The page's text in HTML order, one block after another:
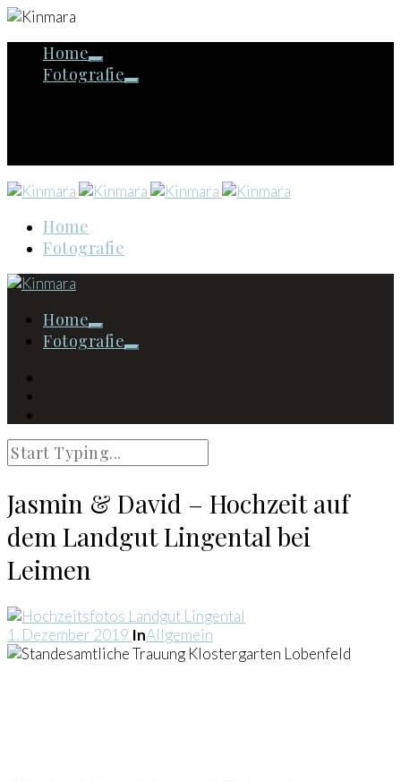
Home
Fotografie
Home
Fotografie
Home
Fotografie
Jasmin & David – Hochzeit auf
dem Landgut Lingental bei
Leimen
1. Dezember 2019 InAllgemein